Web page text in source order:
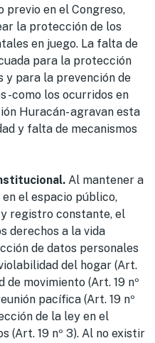
en el Congreso,
la protección de los
en juego. La falta de
para la protección
y para la prevención de
-como los ocurridos en
Huracán- agravan esta
y falta de mecanismos
Al mantener a
el espacio público,
registro constante, el
derechos a la vida
de datos personales
del hogar (Art.
de movimiento (Art. 19 nº
pacífica (Art. 19 nº
de la ley en el
(Art. 19 nº 3). Al no existir